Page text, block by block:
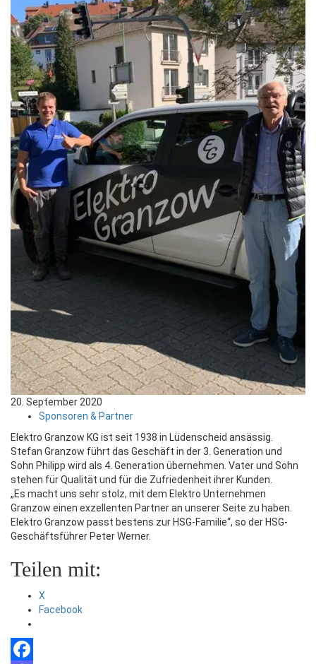
20. September 2020
Sponsoren & Partner
Elektro Granzow KG ist seit 1938 in Lüdenscheid ansässig.
Stefan Granzow führt das Geschäft in der 3. Generation und
Sohn Philipp wird als 4. Generation übernehmen. Vater und Sohn
stehen für Qualität und für die Zufriedenheit ihrer Kunden.
„Es macht uns sehr stolz, mit dem Elektro Unternehmen
Granzow einen exzellenten Partner an unserer Seite zu haben.
Elektro Granzow passt bestens zur HSG-Familie“, so der HSG-
Geschäftsführer Peter Werner.
Teilen mit:
X
Facebook